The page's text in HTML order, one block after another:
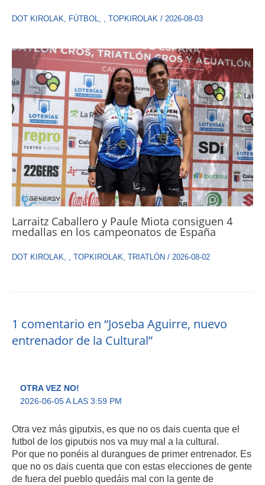
DOT KIROLAK FÚTBOL TOPKIROLAK / 2026-08-03
Larraitz Caballero y Paule Miota consiguen 4
medallas en los campeonatos de España
DOT KIROLAK TOPKIROLAK TRIATLÓN / 2026-08-02
1 comentario en “Joseba Aguirre, nuevo
entrenador de la Cultural”
OTRA VEZ NO!
2026-06-05 A LAS 3:59 PM
Otra vez más giputxis, es que no os dais cuenta que el
futbol de los giputxis nos va muy mal a la cultural.
Por que no ponéis al durangues de primer entrenador. Es
que no os dais cuenta que con estas elecciones de gente
de fuera del pueblo quedáis mal con la gente de